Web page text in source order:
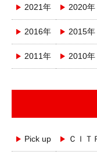
2021年 2020年
2016年 2015年
2011年 2010年
Pick up ＣＩＴ